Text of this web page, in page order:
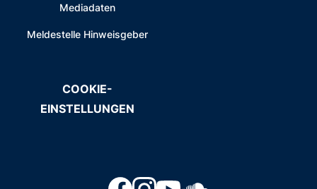
Mediadaten
Meldestelle Hinweisgeber
COOKIE-
EINSTELLUNGEN